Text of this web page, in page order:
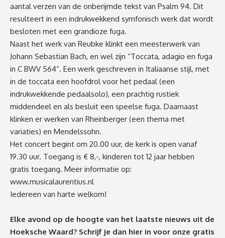
aantal verzen van de onberijmde tekst van Psalm 94. Dit
resulteert in een indrukwekkend symfonisch werk dat wordt
besloten met een grandioze fuga.
Naast het werk van Reubke klinkt een meesterwerk van
Johann Sebastian Bach, en wel zijn “Toccata, adagio en fuga
in C BWV 564”. Een werk geschreven in Italiaanse stijl, met
in de toccata een hoofdrol voor het pedaal (een
indrukwekkende pedaalsolo), een prachtig rustiek
middendeel en als besluit een speelse fuga. Daarnaast
klinken er werken van Rheinberger (een thema met
variaties) en Mendelssohn.
Het concert begint om 20.00 uur, de kerk is open vanaf
19.30 uur. Toegang is € 8,-, kinderen tot 12 jaar hebben
gratis toegang. Meer informatie op:
www.musicalaurentius.nl
Iedereen van harte welkom!
Elke avond op de hoogte van het laatste nieuws uit de
Hoeksche Waard? Schrijf je dan hier in voor onze gratis